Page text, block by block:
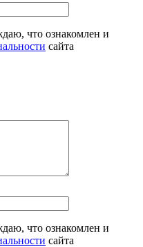
что ознакомлен и
сайта
что ознакомлен и
сайта